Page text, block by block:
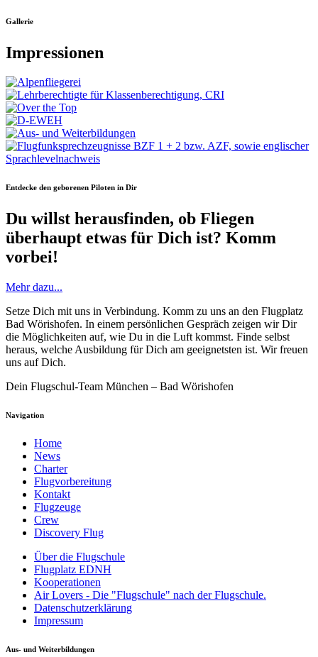
Gallerie
Impressionen
Entdecke den geborenen Piloten in Dir
Du willst herausfinden, ob Fliegen
überhaupt etwas für Dich ist? Komm
vorbei!
Mehr dazu...
Setze Dich mit uns in Verbindung. Komm zu uns an den Flugplatz
Bad Wörishofen. In einem persönlichen Gespräch zeigen wir Dir
die Möglichkeiten auf, wie Du in die Luft kommst. Finde selbst
heraus, welche Ausbildung für Dich am geeignetsten ist. Wir freuen
uns auf Dich.
Dein Flugschul-Team München – Bad Wörishofen
Navigation
Home
News
Charter
Flugvorbereitung
Kontakt
Flugzeuge
Crew
Discovery Flug
Über die Flugschule
Flugplatz EDNH
Kooperationen
Air Lovers - Die "Flugschule" nach der Flugschule.
Datenschutzerklärung
Impressum
Aus- und Weiterbildungen